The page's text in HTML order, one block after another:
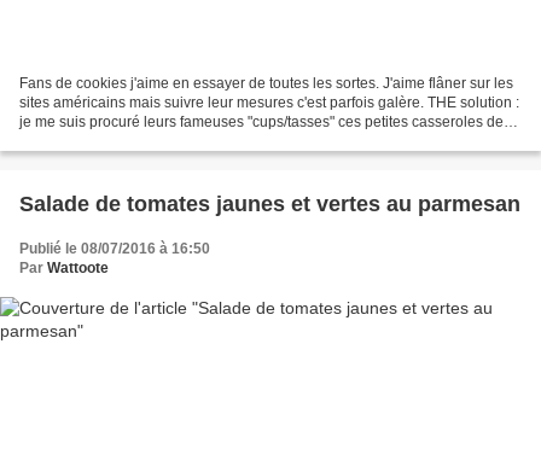
Fans de cookies j'aime en essayer de toutes les sortes. J'aime flâner sur les
sites américains mais suivre leur mesures c'est parfois galère. THE solution :
je me suis procuré leurs fameuses "cups/tasses" ces petites casseroles de
Salade de tomates jaunes et vertes au parmesan
Publié le 08/07/2016 à 16:50
Par Wattoote